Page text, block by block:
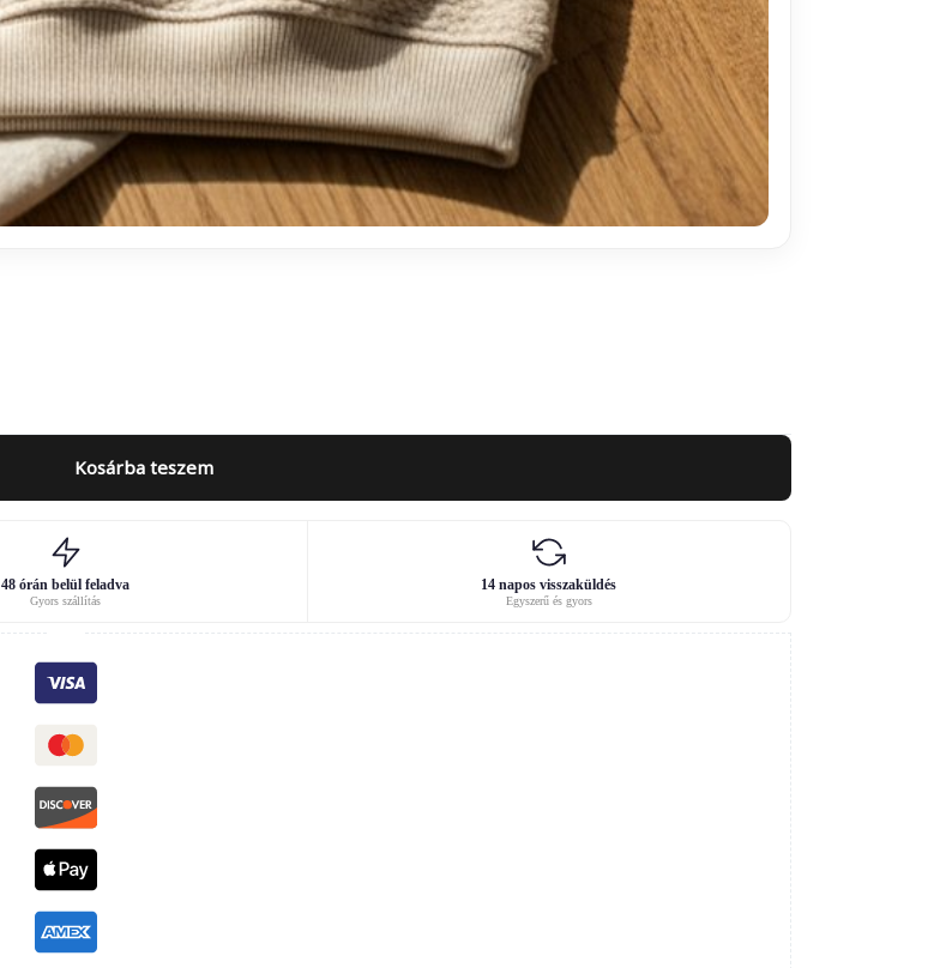
Kosárba teszem
48 órán belül feladva
Gyors szállítás
14 napos visszaküldés
Egyszerű és gyors